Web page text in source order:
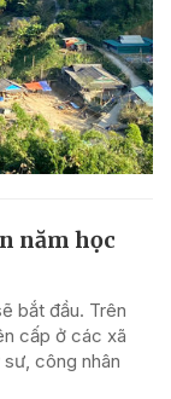
năm học
bắt đầu. Trên
cấp ở các xã
công nhân